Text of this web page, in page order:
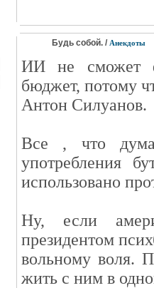
Будь собой. / Анекдоты
ИИ не сможет
бюджет, потому
Антон Силуанов.
Все , что
употребления
использовано
Ну, если
президентом
вольному воля.
жить с ним в